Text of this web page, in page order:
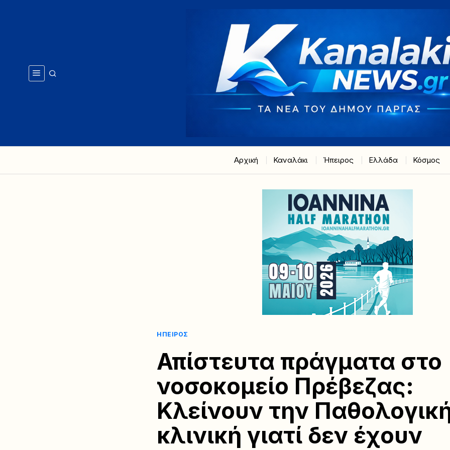
Αρχική Καναλάκι Ήπειρος Ελλάδα Κόσμος
ΉΠΕΙΡΟΣ
Απίστευτα πράγματα στο
νοσοκομείο Πρέβεζας:
Κλείνουν την
κλινική γιατί δεν έχουν